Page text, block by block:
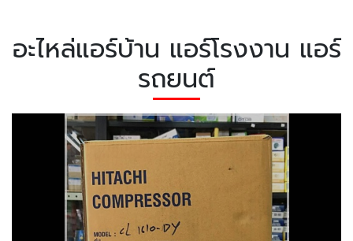
อะไหล่แอร์บ้าน แอร์โรงงาน แอร์
รถยนต์